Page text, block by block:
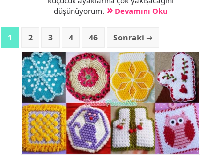
düşünüyorum.
Devamını Oku
1 2 3 4 46 Sonraki →